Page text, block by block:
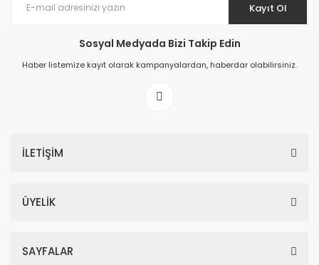
Kayıt Ol
Sosyal Medyada Bizi Takip Edin
Haber listemize kayıt olarak kampanyalardan, haberdar olabilirsiniz.
İLETİŞİM
ÜYELİK
SAYFALAR